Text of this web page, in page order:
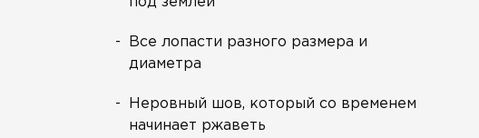
Все лопасти разного размера и
диаметра
Неровный шов, который со временем
начинает ржаветь